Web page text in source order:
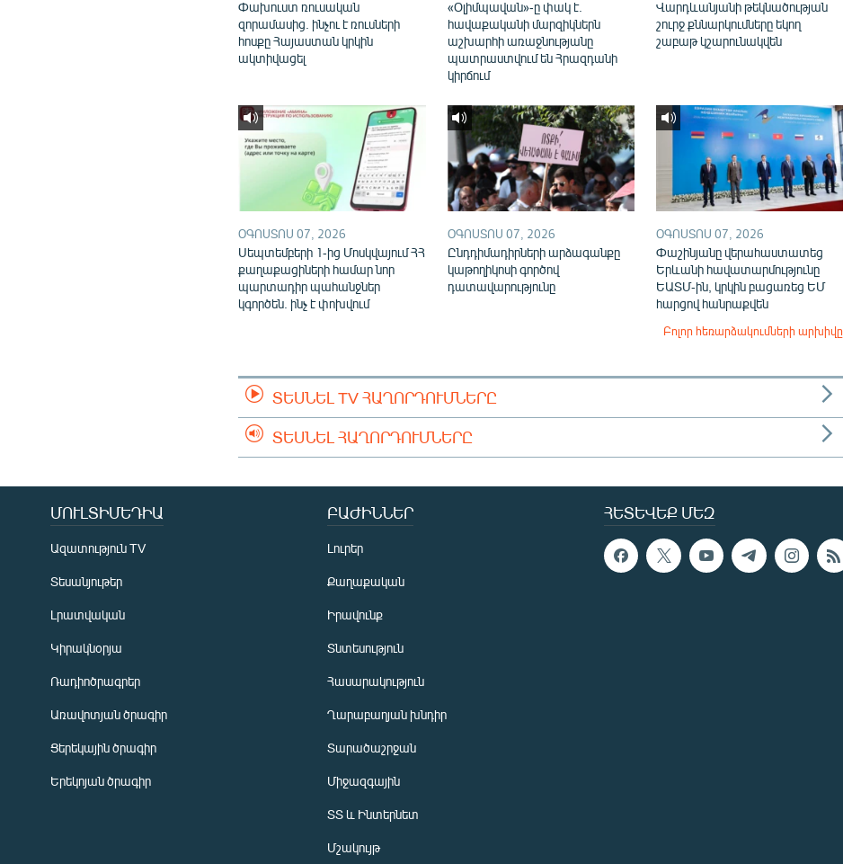
Փախուստ ռուսական
զորամասից. ինչու է ռուսների
հոսքը Հայաստան կրկին
ակտիվացել
«Օլիմպավան»-ը փակ է.
հավաքականի մարզիկներն
աշխարհի առաջնությանը
պատրաստվում են Հրազդանի
կիրճում
Վարդևանյանի թեկնածության
շուրջ քննարկումները եկող
շաբաթ կշարունակվեն
ՕԳՈՍՏՈՍ 07, 2026
Սեպտեմբերի 1-ից Մոսկվայում ՀՀ
քաղաքացիների համար նոր
պարտադիր պահանջներ
կգործեն. ինչ է փոխվում
ՕԳՈՍՏՈՍ 07, 2026
Ընդդիմադիրների արձագանքը
կաթողիկոսի գործով
դատավարությունը
ՕԳՈՍՏՈՍ 07, 2026
Փաշինյանը վերահաստատեց
Երևանի հավատարմությունը
ԵԱՏՄ-ին, կրկին բացառեց ԵՄ
հարցով հանրաքվեն
Բոլոր հեռարձակումների արխիվը
ՏԵՍՆԵԼ TV ՀԱՂՈՐԴՈՒՄՆԵՐԸ
ՏԵՍՆԵԼ ՀԱՂՈՐԴՈՒՄՆԵՐԸ
ՀԵՏԵՎԵՔ ՄԵԶ
ՄՈՒԼՏԻՄԵԴԻԱ
Ազատություն TV
Տեսանյութեր
Լրատվական
Կիրակնօրյա
Ռադիոծրագրեր
Առավոտյան ծրագիր
Ցերեկային ծրագիր
Երեկոյան ծրագիր
ԲԱԺԻՆՆԵՐ
Լուրեր
Քաղաքական
Իրավունք
Տնտեսություն
Հասարակություն
Ղարաբաղյան խնդիր
Տարածաշրջան
Միջազգային
ՏՏ և Ինտերնետ
Մշակույթ